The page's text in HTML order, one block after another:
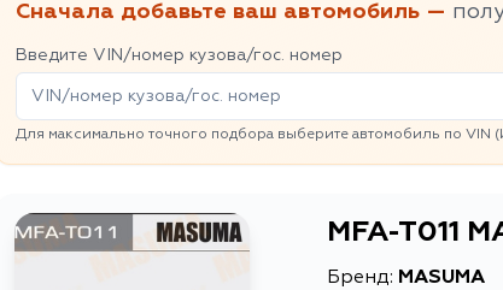
Сначала добавьте ваш автомобиль —
Введите VIN/номер кузова/гос. номер
Для максимально точного подбора выберите автомобиль по VIN
MFA-T011
Бренд: MASUMA